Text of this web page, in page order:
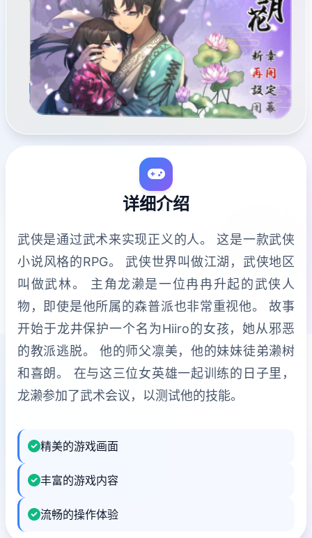
详细介绍
武侠是通过武术来实现正义的人。 这是一款武侠
小说风格的RPG。 武侠世界叫做江湖，武侠地区
叫做武林。 主角龙濑是一位冉冉升起的武侠人
物，即使是他所属的森普派也非常重视他。 故事
开始于龙井保护一个名为Hiiro的女孩，她从邪恶
的教派逃脱。 他的师父凛美，他的妹妹徒弟濑树
和喜朗。 在与这三位女英雄一起训练的日子里，
龙濑参加了武术会议，以测试他的技能。
精美的游戏画面
丰富的游戏内容
流畅的操作体验